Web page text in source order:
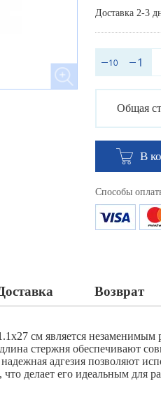
Доставка 2-3
Общая
В
Способы
Возврат
см является
стержня обеспечивают
адгезия позволяют
делает его идеальным для